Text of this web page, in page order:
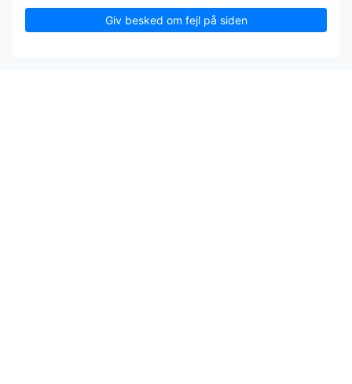
Giv besked om fejl på siden